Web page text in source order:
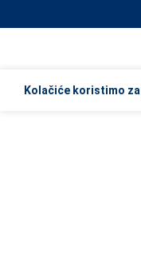
Kolačiće koristimo